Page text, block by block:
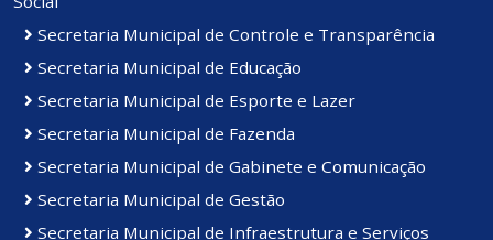
Secretaria Municipal de Controle e Transparência
Secretaria Municipal de Educação
Secretaria Municipal de Esporte e Lazer
Secretaria Municipal de Fazenda
Secretaria Municipal de Gabinete e Comunicação
Secretaria Municipal de Gestão
Secretaria Municipal de Infraestrutura e Serviços